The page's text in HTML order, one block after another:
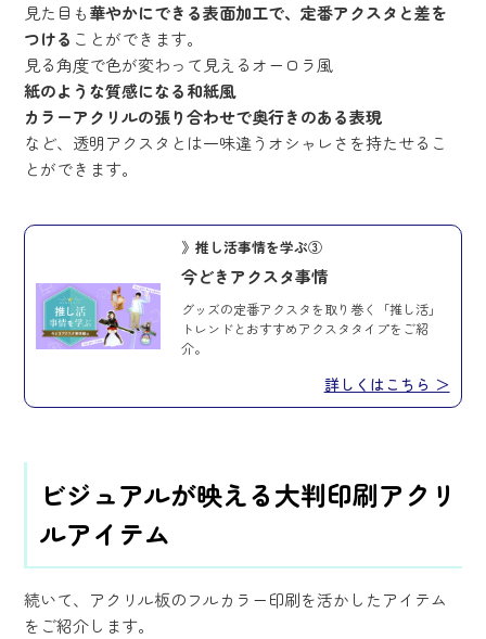
見た目も華やかにできる表面加工で、定番アクスタと差を
つける ことができます。
見る角度で色が変わって見えるオーロラ風
紙のような質感になる和紙風
カラーアクリルの張り合わせで奥行きのある表現
など、透明アクスタとは一味違うオシャレさを持たせるこ
とができます。
》推し活事情を学ぶ③
今どきアクスタ事情
グッズの定番アクスタを取り巻く「推し活」
トレンドとおすすめアクスタタイプをご紹
介。
詳しくはこちら ＞
ビジュアルが映える大判印刷アクリ
ルアイテム
続いて、アクリル板のフルカラー印刷を活かしたアイテム
をご紹介します。